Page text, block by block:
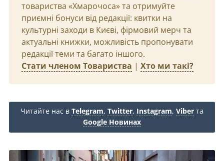
товариства «Хмарочоса» та отримуйте
приємні бонуси від редакції: квитки на
культурні заходи в Києві, фірмовий мерч та
актуальні книжки, можливість пропонувати
редакції теми та багато іншого.
Стати членом Товариства | Хто ми такі?
Читайте нас в Telegram, Twitter, Instagram, Viber та
Google Новинах